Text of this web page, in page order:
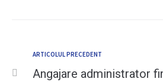
ARTICOLUL PRECEDENT
Angajare administrator